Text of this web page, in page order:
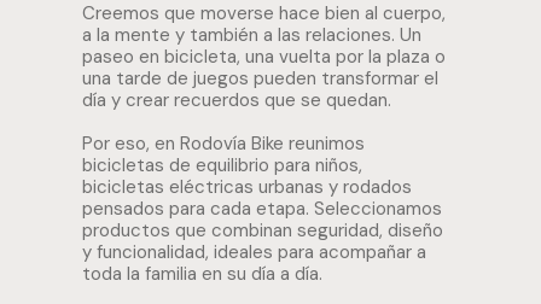
Creemos que moverse hace bien al cuerpo,
a la mente y también a las relaciones. Un
paseo en bicicleta, una vuelta por la plaza o
una tarde de juegos pueden transformar el
día y crear recuerdos que se quedan.
Por eso, en Rodovía Bike reunimos
bicicletas de equilibrio para niños,
bicicletas eléctricas urbanas y rodados
pensados para cada etapa. Seleccionamos
productos que combinan seguridad, diseño
y funcionalidad, ideales para acompañar a
toda la familia en su día a día.